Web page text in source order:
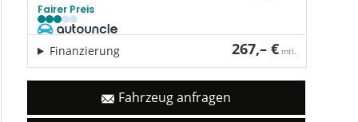
Fairer Preis
267,– € mtl.
Finanzierung
Fahrzeug anfragen